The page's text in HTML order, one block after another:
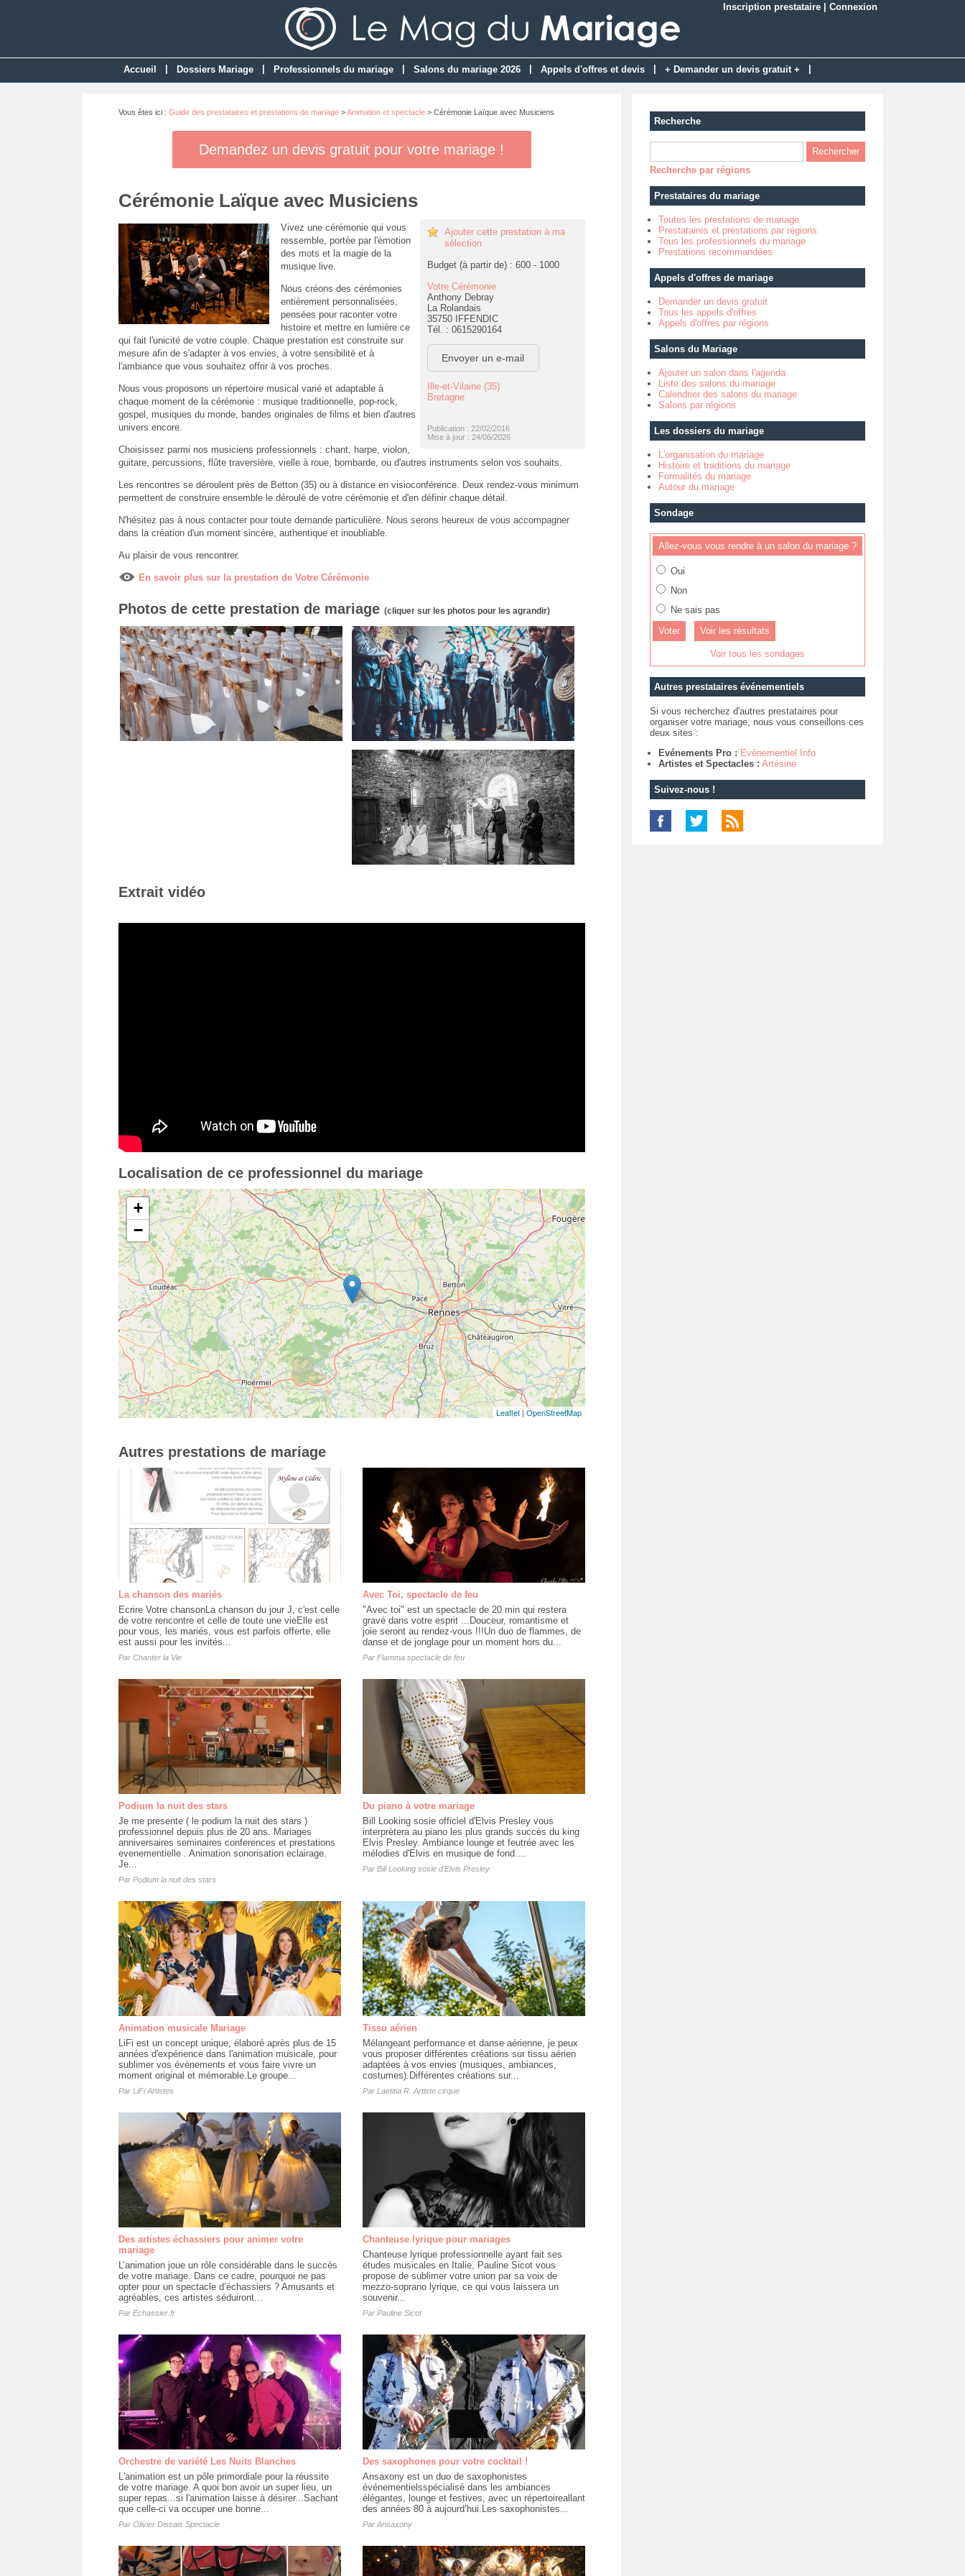
Inscription prestataire Connexion
Accueil Dossiers Mariage Professionnels du mariage Salons du mariage 2026 Appels d'offres et devis + Demander un devis gratuit +
Vous êtes ici : Guide des prestataires et prestations de mariage>Animation et spectacle> Cérémonie Laïque avec Musiciens
Demandez un devis gratuit pour votre mariage !
Cérémonie Laïque avec Musiciens
Ajouter cette prestation à ma
sélection
Budget (à partir de) : 600 - 1000
Votre Cérémonie
Anthony Debray
La Rolandais
35750 IFFENDIC
Tél. : 0615290164
Envoyer un e-mail
Ille-et-Vilaine (35)
Bretagne
Publication : 22/02/2016
Mise à jour : 24/06/2026
Vivez une cérémonie qui vous
ressemble, portée par l'émotion
des mots et la magie de la
musique live.
Nous créons des cérémonies
entièrement personnalisées,
pensées pour raconter votre
histoire et mettre en lumière ce
qui fait l'unicité de votre couple. Chaque prestation est construite sur
mesure afin de s'adapter à vos envies, à votre sensibilité et à
l'ambiance que vous souhaitez offrir à vos proches.
Nous vous proposons un répertoire musical varié et adaptable à
chaque moment de la cérémonie : musique traditionnelle, pop-rock,
gospel, musiques du monde, bandes originales de films et bien d'autres
univers encore.
Choisissez parmi nos musiciens professionnels : chant, harpe, violon,
guitare, percussions, flûte traversière, vielle à roue, bombarde, ou d'autres instruments selon vos souhaits.
Les rencontres se déroulent près de Betton (35) ou à distance en visioconférence. Deux rendez-vous minimum
permettent de construire ensemble le déroulé de votre cérémonie et d'en définir chaque détail.
N'hésitez pas à nous contacter pour toute demande particulière. Nous serons heureux de vous accompagner
dans la création d'un moment sincère, authentique et inoubliable.
Au plaisir de vous rencontrer.
En savoir plus sur la prestation de Votre Cérémonie
Photos de cette prestation de mariage (cliquer sur les photos pour les agrandir)
Extrait vidéo
Localisation de ce professionnel du mariage
+
−
Leaflet| OpenStreetMap
Autres prestations de mariage
La chanson des mariés
Ecrire Votre chansonLa chanson du jour J, c'est celle
de votre rencontre et celle de toute une vieElle est
pour vous, les mariés, vous est parfois offerte, elle
est aussi pour les invités...
Par Chanter la Vie
Avec Toi, spectacle de feu
"Avec toi" est un spectacle de 20 min qui restera
gravé dans votre esprit ...Douceur, romantisme et
joie seront au rendez-vous !!!Un duo de flammes, de
danse et de jonglage pour un moment hors du...
Par Flamma spectacle de feu
Podium la nuit des stars
Je me presente ( le podium la nuit des stars )
professionnel depuis plus de 20 ans. Mariages
anniversaires seminaires conferences et prestations
evenementielle . Animation sonorisation eclairage.
Je...
Par Podium la nuit des stars
Du piano à votre mariage
Bill Looking sosie officiel d'Elvis Presley vous
interprètera au piano les plus grands succès du king
Elvis Presley. Ambiance lounge et feutrée avec les
mélodies d'Elvis en musique de fond....
Par Bill Looking sosie d'Elvis Presley
Animation musicale Mariage
LiFi est un concept unique, élaboré après plus de 15
années d'expérience dans l'animation musicale, pour
sublimer vos évènements et vous faire vivre un
moment original et mémorable.Le groupe...
Par LiFi Artistes
Tissu aérien
Mélangeant performance et danse aérienne, je peux
vous proposer différentes créations sur tissu aérien
adaptées à vos envies (musiques, ambiances,
costumes).Différentes créations sur...
Par Laetitia R. Artiste cirque
Des artistes échassiers pour animer votre
mariage
L’animation joue un rôle considérable dans le succès
de votre mariage. Dans ce cadre, pourquoi ne pas
opter pour un spectacle d’échassiers ? Amusants et
agréables, ces artistes séduiront...
Par Echassier.fr
Chanteuse lyrique pour mariages
Chanteuse lyrique professionnelle ayant fait ses
études musicales en Italie, Pauline Sicot vous
propose de sublimer votre union par sa voix de
mezzo-soprano lyrique, ce qui vous laissera un
souvenir...
Par Pauline Sicot
Orchestre de variété Les Nuits Blanches
L'animation est un pôle primordiale pour la réussite
de votre mariage. A quoi bon avoir un super lieu, un
super repas...si l'animation laisse à désirer...Sachant
que celle-ci va occuper une bonne...
Par Olivier Dissais Spectacle
Des saxophones pour votre cocktail !
Ansaxony est un duo de saxophonistes
événementielsspécialisé dans les ambiances
élégantes, lounge et festives, avec un répertoireallant
des années 80 à aujourd’hui.Les saxophonistes...
Par Ansaxony
Recherche
Recherche par régions
Prestataires du mariage
Toutes les prestations de mariage
Prestataires et prestations par régions
Tous les professionnels du mariage
Prestations recommandées
Appels d'offres de mariage
Demander un devis gratuit
Tous les appels d'offres
Appels d'offres par régions
Salons du Mariage
Ajouter un salon dans l'agenda
Liste des salons du mariage
Calendrier des salons du mariage
Salons par régions
Les dossiers du mariage
L'organisation du mariage
Histoire et traditions du mariage
Formalités du mariage
Autour du mariage
Sondage
Allez-vous vous rendre à un salon du mariage ?
Oui
Non
Ne sais pas
Voir les résultats
Voir tous les sondages
Autres prestataires événementiels
Si vous recherchez d'autres prestataires pour
organiser votre mariage, nous vous conseillons ces
deux sites :
Evénements Pro : Evénementiel Info
Artistes et Spectacles : Artésine
Suivez-nous !